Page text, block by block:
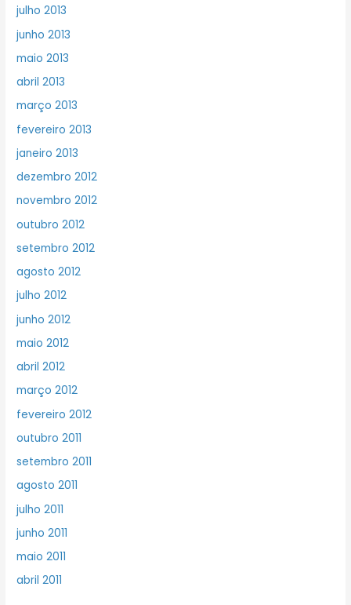
julho 2013
junho 2013
maio 2013
abril 2013
março 2013
fevereiro 2013
janeiro 2013
dezembro 2012
novembro 2012
outubro 2012
setembro 2012
agosto 2012
julho 2012
junho 2012
maio 2012
abril 2012
março 2012
fevereiro 2012
outubro 2011
setembro 2011
agosto 2011
julho 2011
junho 2011
maio 2011
abril 2011